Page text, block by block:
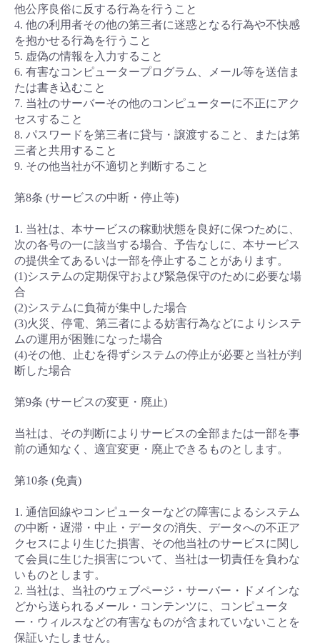
他公序良俗に反する行為を行うこと
4. 他の利用者その他の第三者に迷惑となる行為や不快感
を抱かせる行為を行うこと
5. 虚偽の情報を入力すること
6. 有害なコンピュータープログラム、メール等を送信ま
たは書き込むこと
7. 当社のサーバーその他のコンピューターに不正にアク
セスすること
8. パスワードを第三者に貸与・譲渡すること、または第
三者と共用すること
9. その他当社が不適切と判断すること
第8条 (サービスの中断・停止等)
1. 当社は、本サービスの稼動状態を良好に保つために、
次の各号の一に該当する場合、予告なしに、本サービス
の提供全てあるいは一部を停止することがあります。
(1)システムの定期保守および緊急保守のために必要な場
合
(2)システムに負荷が集中した場合
(3)火災、停電、第三者による妨害行為などによりシステ
ムの運用が困難になった場合
(4)その他、止むを得ずシステムの停止が必要と当社が判
断した場合
第9条 (サービスの変更・廃止)
当社は、その判断によりサービスの全部または一部を事
前の通知なく、適宜変更・廃止できるものとします。
第10条 (免責)
1. 通信回線やコンピューターなどの障害によるシステム
の中断・遅滞・中止・データの消失、データへの不正ア
クセスにより生じた損害、その他当社のサービスに関し
て会員に生じた損害について、当社は一切責任を負わな
いものとします。
2. 当社は、当社のウェブページ・サーバー・ドメインな
どから送られるメール・コンテンツに、コンピュータ
ー・ウィルスなどの有害なものが含まれていないことを
保証いたしません。